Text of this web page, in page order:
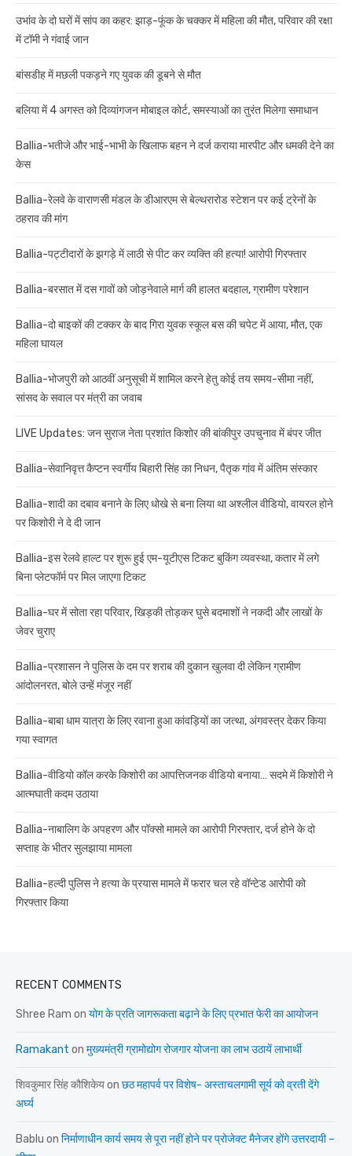
उभांव के दो घरों में सांप का कहर: झाड़-फूंक के चक्कर में महिला की मौत, परिवार की रक्षा
में टॉमी ने गंवाई जान
बांसडीह में मछली पकड़ने गए युवक की डूबने से मौत
बलिया में 4 अगस्त को दिव्यांगजन मोबाइल कोर्ट, समस्याओं का तुरंत मिलेगा समाधान
Ballia-भतीजे और भाई-भाभी के खिलाफ बहन ने दर्ज कराया मारपीट और धमकी देने का
केस
Ballia-रेलवे के वाराणसी मंडल के डीआरएम से बेल्थरारोड स्टेशन पर कई ट्रेनों के
ठहराव की मांग
Ballia-पट्टीदारों के झगड़े में लाठी से पीट कर व्यक्ति की हत्या! आरोपी गिरफ्तार
Ballia-बरसात में दस गावों को जोड़नेवाले मार्ग की हालत बदहाल, ग्रामीण परेशान
Ballia-दो बाइकों की टक्कर के बाद गिरा युवक स्कूल बस की चपेट में आया, मौत, एक
महिला घायल
Ballia-भोजपुरी को आठवीं अनुसूची में शामिल करने हेतु कोई तय समय-सीमा नहीं,
सांसद के सवाल पर मंत्री का जवाब
LIVE Updates: जन सुराज नेता प्रशांत किशोर की बांकीपुर उपचुनाव में बंपर जीत
Ballia-सेवानिवृत्त कैप्टन स्वर्गीय बिहारी सिंह का निधन, पैतृक गांव में अंतिम संस्कार
Ballia-शादी का दबाव बनाने के लिए धोखे से बना लिया था अश्लील वीडियो, वायरल होने
पर किशोरी ने दे दी जान
Ballia-इस रेलवे हाल्ट पर शुरू हुई एम-यूटीएस टिकट बुकिंग व्यवस्था, कतार में लगे
बिना प्लेटफॉर्म पर मिल जाएगा टिकट
Ballia-घर में सोता रहा परिवार, खिड़की तोड़कर घुसे बदमाशों ने नकदी और लाखों के
जेवर चुराए
Ballia-प्रशासन ने पुलिस के दम पर शराब की दुकान खुलवा दी लेकिन ग्रामीण
आंदोलनरत, बोले उन्हें मंजूर नहीं
Ballia-बाबा धाम यात्रा के लिए रवाना हुआ कांवड़ियों का जत्था, अंगवस्त्र देकर किया
गया स्वागत
Ballia-वीडियो कॉल करके किशोरी का आपत्तिजनक वीडियो बनाया… सदमे में किशोरी ने
आत्मघाती कदम उठाया
Ballia-नाबालिग के अपहरण और पॉक्सो मामले का आरोपी गिरफ्तार, दर्ज होने के दो
सप्ताह के भीतर सुलझाया मामला
Ballia-हल्दी पुलिस ने हत्या के प्रयास मामले में फरार चल रहे वॉन्टेड आरोपी को
गिरफ्तार किया
RECENT COMMENTS
Shree Ram on योग के प्रति जागरूकता बढ़ाने के लिए प्रभात फेरी का आयोजन
Ramakant on मुख्यमंत्री ग्रामोद्योग रोजगार योजना का लाभ उठायें लाभार्थी
शिवकुमार सिंह कौशिकेयon छठ महापर्व पर विशेष- अस्ताचलगामी सूर्य को व्रती देंगे
अर्घ्य
Bablu on निर्माणाधीन कार्य समय से पूरा नहीं होने पर प्रोजेक्ट मैनेजर होंगे उत्तरदायी –